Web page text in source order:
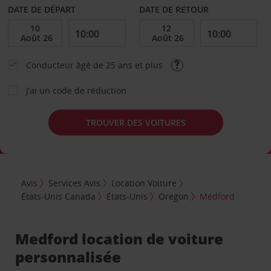
DATE DE DÉPART DATE DE RETOUR
Conducteur âgé de 25 ans et plus
J’ai un code de réduction
TROUVER DES VOITURES
Avis Services Avis
Location Voiture
États-Unis Canada
États-Unis Oregon Medford
Medford location de voiture
personnalisée